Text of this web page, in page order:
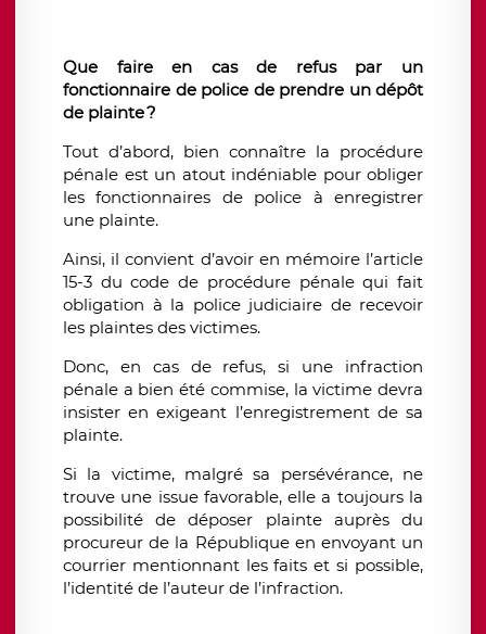
Que faire en cas de refus par un
fonctionnaire de police de prendre un dépôt
de plainte ?
Tout d’abord, bien connaître la procédure
pénale est un atout indéniable pour obliger
les fonctionnaires de police à enregistrer
une plainte.
Ainsi, il convient d’avoir en mémoire l’article
15-3 du code de procédure pénale qui fait
obligation à la police judiciaire de recevoir
les plaintes des victimes.
Donc, en cas de refus, si une infraction
pénale a bien été commise, la victime devra
insister en exigeant l’enregistrement de sa
plainte.
Si la victime, malgré sa persévérance, ne
trouve une issue favorable, elle a toujours la
possibilité de déposer plainte auprès du
procureur de la République en envoyant un
courrier mentionnant les faits et si possible,
l’identité de l’auteur de l’infraction.